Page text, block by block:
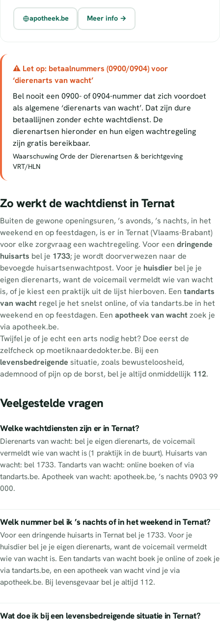
apotheek.be Meer info →
⚠ Let op: betaalnummers (0900/0904) voor
‘dierenarts van wacht’
Bel nooit een 0900- of 0904-nummer dat zich voordoet
als algemene ‘dierenarts van wacht’. Dat zijn dure
betaallijnen zonder echte wachtdienst. De
dierenartsen hieronder en hun eigen wachtregeling
zijn gratis bereikbaar.
Waarschuwing Orde der Dierenartsen & berichtgeving
VRT/HLN
Zo werkt de wachtdienst in Ternat
Buiten de gewone openingsuren, ’s avonds, ’s nachts, in het
weekend en op feestdagen, is er in Ternat (Vlaams-Brabant)
voor elke zorgvraag een wachtregeling. Voor een dringende
huisarts bel je 1733; je wordt doorverwezen naar de
bevoegde huisartsenwachtpost. Voor je huisdier bel je je
eigen dierenarts, want de voicemail vermeldt wie van wacht
is, of je kiest een praktijk uit de lijst hierboven. Een tandarts
van wacht regel je het snelst online, of via tandarts.be in het
weekend en op feestdagen. Een apotheek van wachtzoek je
via apotheek.be.
Twijfel je of je echt een arts nodig hebt? Doe eerst de
zelfcheck op moetiknaardedokter.be. Bij een
levensbedreigende situatie, zoals bewusteloosheid,
ademnood of pijn op de borst, bel je altijd onmiddellijk 112.
Veelgestelde vragen
Welke wachtdiensten zijn er in Ternat?
Dierenarts van wacht: bel je eigen dierenarts, de voicemail
vermeldt wie van wacht is (1 praktijk in de buurt). Huisarts van
wacht: bel 1733. Tandarts van wacht: online boeken of via
tandarts.be. Apotheek van wacht: apotheek.be, ’s nachts 0903 99
000.
Welk nummer bel ik ’s nachts of in het weekend in Ternat?
Voor een dringende huisarts in Ternat bel je 1733. Voor je
huisdier bel je je eigen dierenarts, want de voicemail vermeldt
wie van wacht is. Een tandarts van wacht boek je online of zoek je
via tandarts.be, en een apotheek van wacht vind je via
apotheek.be. Bij levensgevaar bel je altijd 112.
Wat doe ik bij een levensbedreigende situatie in Ternat?